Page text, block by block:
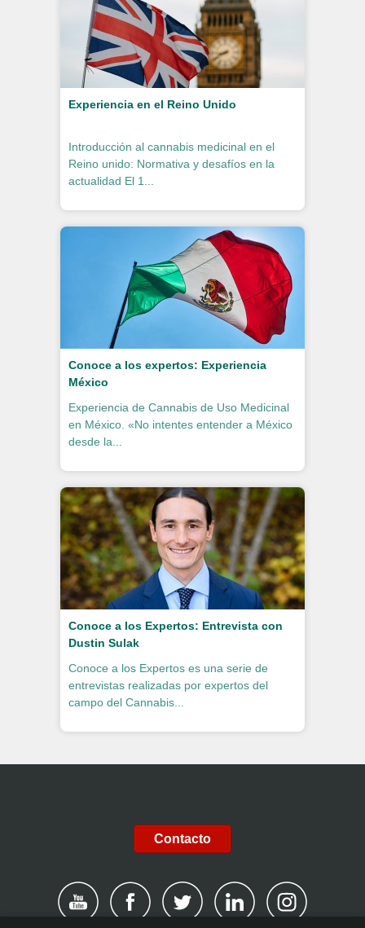
Experiencia en el Reino Unido
Introducción al cannabis medicinal en el
Reino unido: Normativa y desafíos en la
actualidad El 1...
Conoce a los expertos: Experiencia
México
Experiencia de Cannabis de Uso Medicinal
en México. «No intentes entender a México
desde la...
Conoce a los Expertos: Entrevista con
Dustin Sulak
Conoce a los Expertos es una serie de
entrevistas realizadas por expertos del
campo del Cannabis...
Contacto